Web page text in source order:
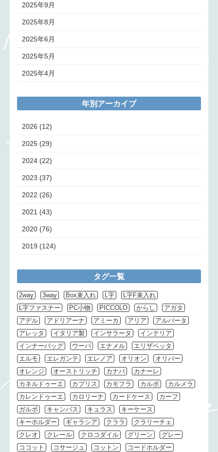
2025年9月
2025年8月
2025年6月
2025年5月
2025年4月
年別アーカイブ
2026 (12)
2025 (29)
2024 (22)
2023 (37)
2022 (26)
2021 (43)
2020 (76)
2019 (124)
タグ一覧
2way 3way Box束入れ L字
L字F束入れ
L字ファスナー
PC小物 PICCOLO からし
アガタ
アデル
アドリアーナ アミーカ アリア
アルバータ
アレッタ
イタリア製 インサラータ
インテリア
インナーバッグ
ウーバ エナメル
エリザベッタ
エルモ
エレガンテ エレノア オリオン
オリバー
オレンジ
オーストリッチ カナパ
カナーレ
カネルドゥーエ
カプリス カモフラ カルボ
カルメラ
カレンドゥーエ
カロリーナ カードケース
カーフ
ガルボ
キャンバス キュラス
キーケース
キーホルダー
ギャラシア クララ
クラリーチェ
クレオ
クレール クロコダイル グリーン
グレー
ココット
コサージュ コットン
コードホルダー